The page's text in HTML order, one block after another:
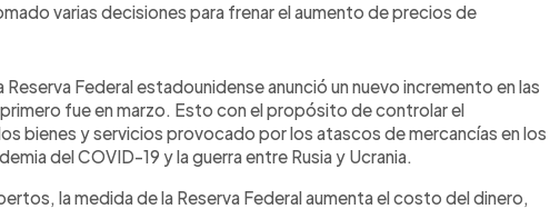
varias decisiones para frenar el aumento de precios de
Reserva Federal estadounidense anunció un nuevo incremento en las
fue en marzo. Esto con el propósito de controlar el
bienes y servicios provocado por los atascos de mercancías en los
del COVID-19 y la guerra entre Rusia y Ucrania.
la medida de la Reserva Federal aumenta el costo del dinero,